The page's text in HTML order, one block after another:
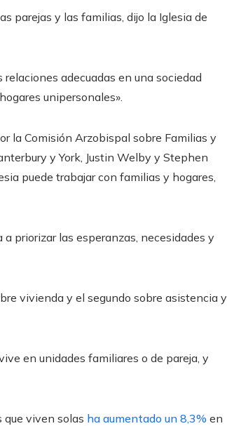
parejas y las familias, dijo la Iglesia de
adecuadas en una sociedad
unipersonales».
la Comisión Arzobispal sobre Familias y
y York, Justin Welby y Stephen
puede trabajar con familias y hogares,
priorizar las esperanzas, necesidades y
vivienda y el segundo sobre asistencia y
en unidades familiares o de pareja, y
que viven solas ha aumentado un 8,3% en